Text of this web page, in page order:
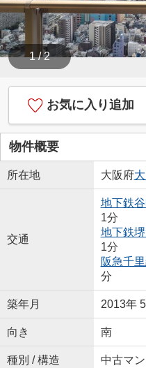
1 / 2
お気に入り追加
物件概要
所在地 大阪府
交通
地下鉄
1分
地下鉄
1分
阪急千
分
築年月 2013年
向き 南
種別 / 構造 中古マ